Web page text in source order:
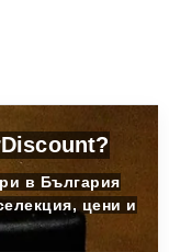
в България
цени и